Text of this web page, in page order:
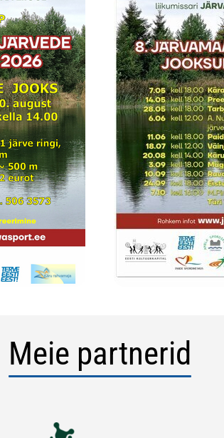
Meie partnerid